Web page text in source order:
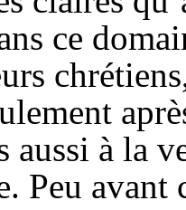
ce
aussi à la
Peu avant